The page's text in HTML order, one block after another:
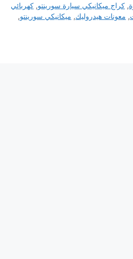
, كراج ميكانيكي سيارة سورينتو, كهربائي
, معونات هيدروليك, ميكانيكي سورينتو,